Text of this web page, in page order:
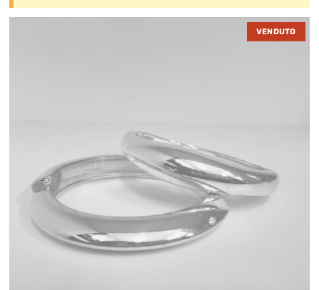
VENDUTO